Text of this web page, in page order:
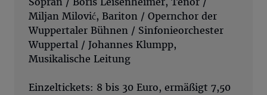
Miljan Milović, Bariton / Opernchor der
Wuppertaler Bühnen / Sinfonieorchester
Wuppertal / Johannes Klumpp,
Musikalische Leitung
Einzeltickets: 8 bis 30 Euro, ermäßigt 7,50